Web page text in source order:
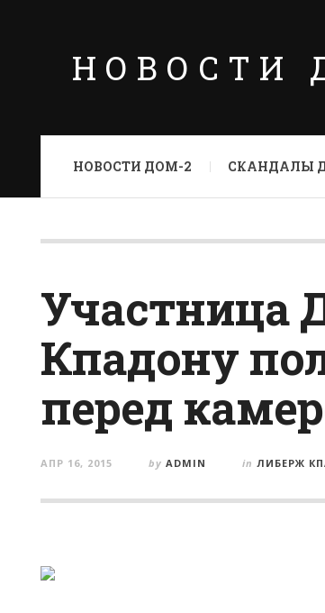
НОВОСТИ
НОВОСТИ ДОМ-2 СКАНДАЛЫ
Участница
Кпадону
перед
АПР 16, 2015 by ADMIN in ЛИБЕРЖ